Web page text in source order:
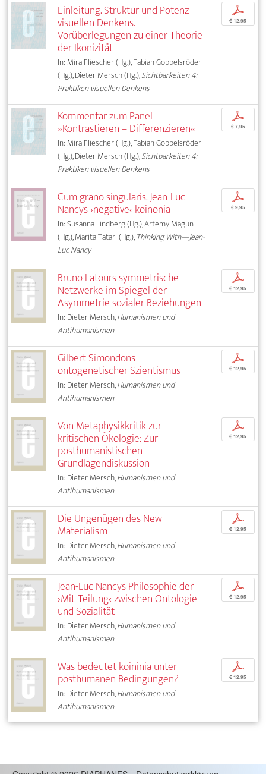
Einleitung. Struktur und Potenz
visuellen Denkens.
Vorüberlegungen zu einer Theorie
der Ikonizität
In: Mira Fliescher (Hg.), Fabian Goppelsröder
(Hg.), Dieter Mersch (Hg.),Sichtbarkeiten 4:
Praktiken visuellen Denkens
p
€ 12,95
Kommentar zum Panel
»Kontrastieren – Differenzieren«
In: Mira Fliescher (Hg.), Fabian Goppelsröder
(Hg.), Dieter Mersch (Hg.),Sichtbarkeiten 4:
Praktiken visuellen Denkens
p
€ 7,95
Cum grano singularis. Jean-Luc
Nancys ›negative‹ koinonia
In: Susanna Lindberg (Hg.), Artemy Magun
(Hg.), Marita Tatari (Hg.),Thinking With—Jean-
Luc Nancy
p
€ 9,95
Bruno Latours symmetrische
Netzwerke im Spiegel der
Asymmetrie sozialer Beziehungen
In: Dieter Mersch,Humanismen und
Antihumanismen
p
€ 12,95
Gilbert Simondons
ontogenetischer Szientismus
In: Dieter Mersch,Humanismen und
Antihumanismen
p
€ 12,95
Von Metaphysikkritik zur
kritischen Ökologie: Zur
posthumanistischen
Grundlagendiskussion
In: Dieter Mersch,Humanismen und
Antihumanismen
p
€ 12,95
Die Ungenügen des New
Materialism
In: Dieter Mersch,Humanismen und
Antihumanismen
p
€ 12,95
Jean-Luc Nancys Philosophie der
›Mit-Teilung‹ zwischen Ontologie
und Sozialität
In: Dieter Mersch,Humanismen und
Antihumanismen
p
€ 12,95
Was bedeutet koininia unter
posthumanen Bedingungen?
In: Dieter Mersch,Humanismen und
Antihumanismen
p
€ 12,95